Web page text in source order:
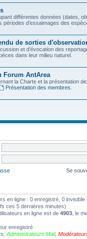
différentes données (dates,
périodes d’essaimages des
de sorties
et d'évocation des
dans leur milieu naturel.
Forum AntArea
la Charte et la présentation
Présentation des membres.
Se
en ligne : 0 enregistré, 0 invisible
ces 5 dernières minutes)
en ligne est de 4903 , le
enregistré
Administrateurs Mail,